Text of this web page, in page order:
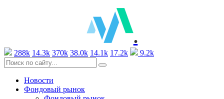
.
288k 14.3k 370k 38.0k 14.1k 17.2k 9.2k
Новости
Фондовый рынок